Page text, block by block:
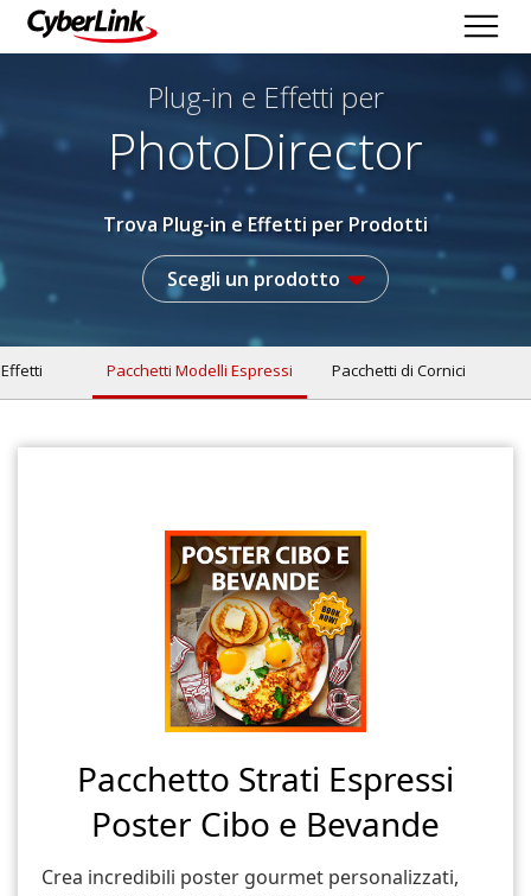
Plug-in e Effetti per
PhotoDirector
Trova Plug-in e Effetti per Prodotti
Scegli un prodotto
Pacchetti Modelli Espressi Pacchetti di Cornici
Pacchetto Strati Espressi
Poster Cibo e Bevande
Crea incredibili poster gourmet personalizzati,